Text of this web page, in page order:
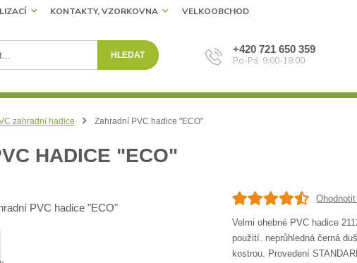
KONTAKTY, VZORKOVNA VELKOOBCHOD
HLEDAT +420 721 650 359
Po-Pá: 9:00-18:00
zahradní hadice Zahradní PVC hadice "ECO"
HADICE "ECO"
Velmi ohebné PVC hadice
použití. neprůhledná černá
kostrou. Provedení